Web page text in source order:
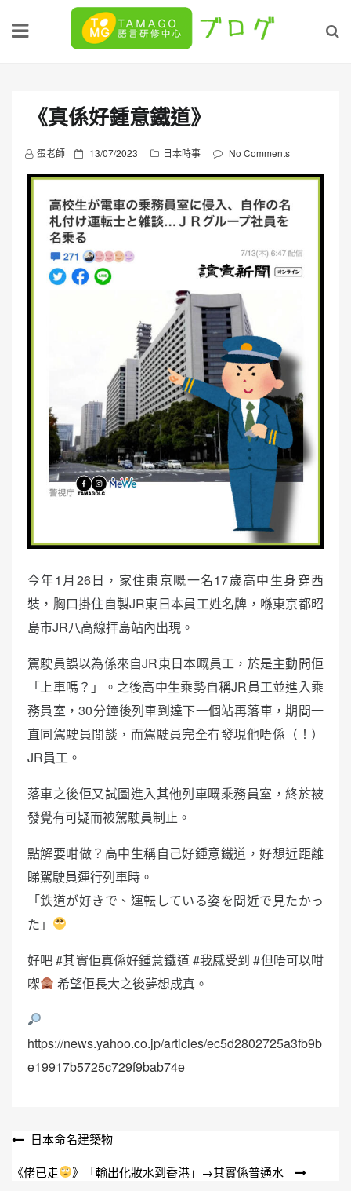
《真係好鍾意鐵道》
蛋老師
P
o
t
e
d
o
n
13/07/2023 日本時事 No Comments
今年1月26日，家住東京嘅一名17歲高中生身穿西
裝，胸口掛住自製JR東日本員工姓名牌，喺東京都昭
島市JR八高線拝島站內出現。
駕駛員誤以為係來自JR東日本嘅員工，於是主動問佢
「上車嗎？」。之後高中生乘勢自稱JR員工並進入乘
務員室，30分鐘後列車到達下一個站再落車，期間一
直同駕駛員閒談，而駕駛員完全冇發現他唔係（！）
JR員工。
落車之後佢又試圖進入其他列車嘅乘務員室，終於被
發覺有可疑而被駕駛員制止。
點解要咁做？高中生稱自己好鍾意鐵道，好想近距離
睇駕駛員運行列車時。
「鉄道が好きで、運転している姿を間近で見たかっ
た」
好吧 #其實佢真係好鍾意鐵道 #我感受到 #但唔可以咁
㗎
希望佢長大之後夢想成真。
https://news.yahoo.co.jp/articles/ec5d2802725a3fb9b
e19917b5725c729f9bab74e
文
章
日本命名建築物
《佬已走
》「輸出化妝水到香港」→其實係普通水